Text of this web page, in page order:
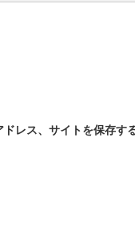
レス、サイトを保存する